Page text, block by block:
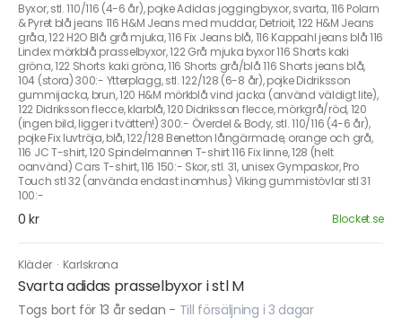
Byxor, stl. 110/116 (4-6 år), pojke Adidas joggingbyxor, svarta, 116 Polarn
& Pyret blå jeans 116 H&M Jeans med muddar, Detrioit, 122 H&M Jeans
gråa, 122 H2O Blå grå mjuka, 116 Fix Jeans blå, 116 Kappahl jeans blå 116
Lindex mörkblå prasselbyxor, 122 Grå mjuka byxor 116 Shorts kaki
gröna, 122 Shorts kaki gröna, 116 Shorts grå/blå 116 Shorts jeans blå,
104 (stora) 300:- Ytterplagg, stl. 122/128 (6-8 år), pojke Didriksson
gummijacka, brun, 120 H&M mörkblå vind jacka (använd väldigt lite),
122 Didriksson flecce, klarblå, 120 Didriksson flecce, mörkgrå/röd, 120
(ingen bild, ligger i tvätten!) 300:- Överdel & Body, stl. 110/116 (4-6 år),
pojke Fix luvtröja, blå, 122/128 Benetton långärmade, orange och grå,
116 JC T-shirt, 120 Spindelmannen T-shirt 116 Fix linne, 128 (helt
oanvänd) Cars T-shirt, 116 150:- Skor, stl. 31, unisex Gympaskor, Pro
Touch stl 32 (använda endast inomhus) Viking gummistövlar stl 31
100:-
0 kr Blocket.se
Kläder · Karlskrona
Svarta adidas prasselbyxor i stl M
Togs bort för 13 år sedan - Till försäljning i 3 dagar